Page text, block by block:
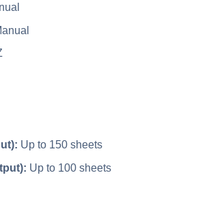
Up to 150 sheets
Up to 100 sheets